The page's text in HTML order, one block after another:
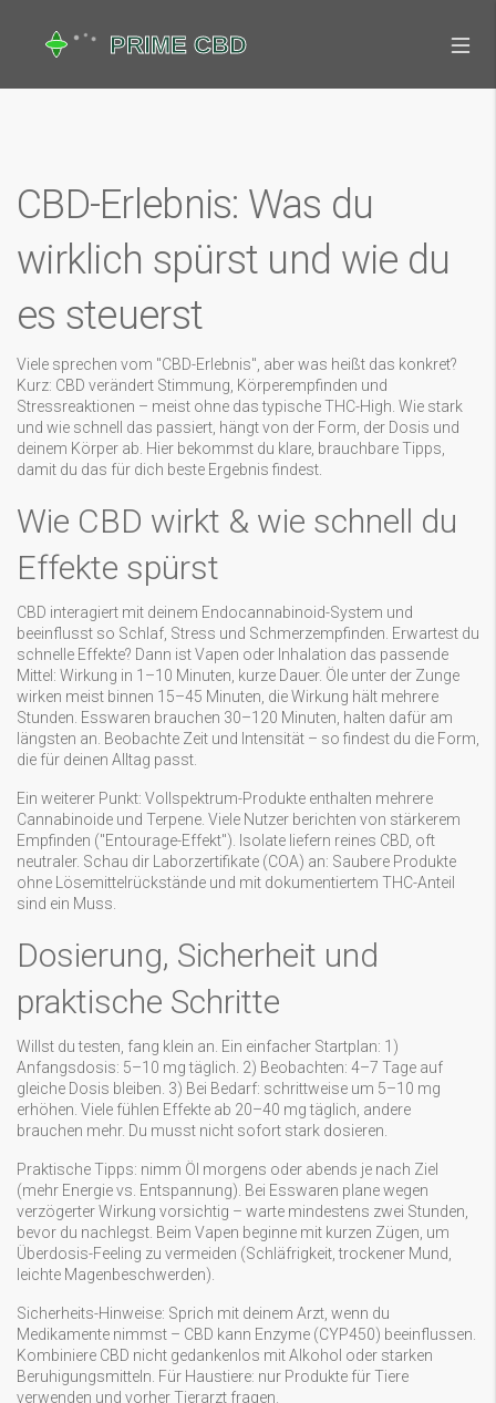
CBD-Erlebnis: Was du
wirklich spürst und wie du
es steuerst
Viele sprechen vom "CBD-Erlebnis", aber was heißt das konkret?
Kurz: CBD verändert Stimmung, Körperempfinden und
Stressreaktionen – meist ohne das typische THC-High. Wie stark
und wie schnell das passiert, hängt von der Form, der Dosis und
deinem Körper ab. Hier bekommst du klare, brauchbare Tipps,
damit du das für dich beste Ergebnis findest.
Wie CBD wirkt & wie schnell du
Effekte spürst
CBD interagiert mit deinem Endocannabinoid-System und
beeinflusst so Schlaf, Stress und Schmerzempfinden. Erwartest du
schnelle Effekte? Dann ist Vapen oder Inhalation das passende
Mittel: Wirkung in 1–10 Minuten, kurze Dauer. Öle unter der Zunge
wirken meist binnen 15–45 Minuten, die Wirkung hält mehrere
Stunden. Esswaren brauchen 30–120 Minuten, halten dafür am
längsten an. Beobachte Zeit und Intensität – so findest du die Form,
die für deinen Alltag passt.
Ein weiterer Punkt: Vollspektrum-Produkte enthalten mehrere
Cannabinoide und Terpene. Viele Nutzer berichten von stärkerem
Empfinden ("Entourage-Effekt"). Isolate liefern reines CBD, oft
neutraler. Schau dir Laborzertifikate (COA) an: Saubere Produkte
ohne Lösemittelrückstände und mit dokumentiertem THC-Anteil
sind ein Muss.
Dosierung, Sicherheit und
praktische Schritte
Willst du testen, fang klein an. Ein einfacher Startplan: 1)
Anfangsdosis: 5–10 mg täglich. 2) Beobachten: 4–7 Tage auf
gleiche Dosis bleiben. 3) Bei Bedarf: schrittweise um 5–10 mg
erhöhen. Viele fühlen Effekte ab 20–40 mg täglich, andere
brauchen mehr. Du musst nicht sofort stark dosieren.
Praktische Tipps: nimm Öl morgens oder abends je nach Ziel
(mehr Energie vs. Entspannung). Bei Esswaren plane wegen
verzögerter Wirkung vorsichtig – warte mindestens zwei Stunden,
bevor du nachlegst. Beim Vapen beginne mit kurzen Zügen, um
Überdosis-Feeling zu vermeiden (Schläfrigkeit, trockener Mund,
leichte Magenbeschwerden).
Sicherheits-Hinweise: Sprich mit deinem Arzt, wenn du
Medikamente nimmst – CBD kann Enzyme (CYP450) beeinflussen.
Kombiniere CBD nicht gedankenlos mit Alkohol oder starken
Beruhigungsmitteln. Für Haustiere: nur Produkte für Tiere
verwenden und vorher Tierarzt fragen.